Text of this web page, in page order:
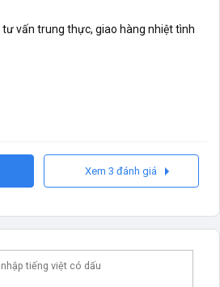
vấn trung thực, giao hàng nhiệt tình
Xem 3 đánh giá